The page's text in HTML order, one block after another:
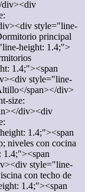
div><div
style="line-
principal
height: 1.4;">
1.4;"><span
style="line-
span></div>
size:
div><div
1.4;"><span
niveles con cocina
style="line-
con techo de
1.4;"><span